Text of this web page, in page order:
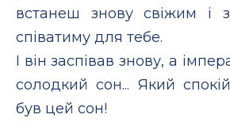
встанеш знову свіжим і
співатиму для тебе.
І він заспівав знову, а
солодкий cон... Який
був цей сон!